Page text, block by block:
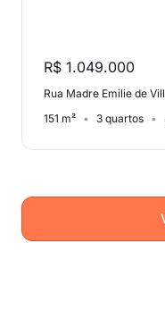
R$ 1.049.000
151 m²
3 quartos